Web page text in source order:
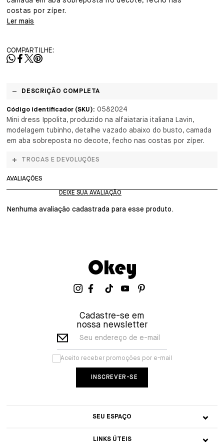
costas por zíper.
Ler mais
COMPARTILHE:
DESCRIÇÃO COMPLETA
Código identificador (SKU): 0582024
Mini dress Ippolita, produzido na alfaiataria italiana Lavin,
modelagem tubinho, detalhe vazado abaixo do busto, camada
em aba sobreposta no decote, fecho nas costas por zíper.
TROCAS E DEVOLUÇÕES
AVALIAÇÕES
Nenhuma avaliação cadastrada para esse produto.
Cadastre-se em
nossa newsletter
Seu endereço de e-mail
Aceito receber promoções por e-mail
SEU ESPAÇO
LINKS ÚTEIS